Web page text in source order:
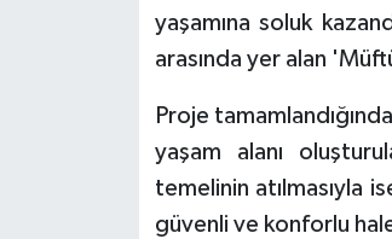
yaşamına soluk
arasında yer alan
Proje
yaşam alanı
temelinin atılmasıyla
güvenli ve konforlu